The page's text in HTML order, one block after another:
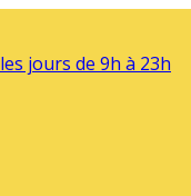
jours de 9h à 23h